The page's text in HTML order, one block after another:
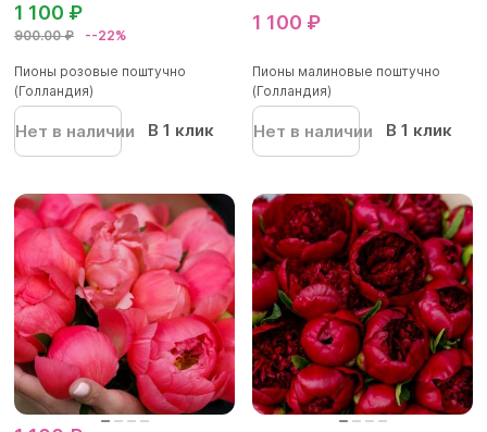
900.00 ₽ --22%
1 100 ₽
Пионы розовые поштучно
(Голландия)
Нет в наличии В 1 клик
1 100 ₽
Пионы малиновые поштучно
(Голландия)
Нет в наличии В 1 клик